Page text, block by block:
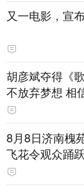
又一电影，宣
胡彦斌夺得《
不放弃梦想 相
8月8日济南槐
飞花令观众踊